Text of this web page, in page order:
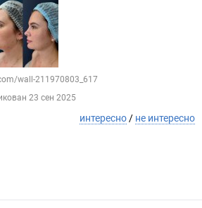
wall-211970803_617
23 сен 2025
интересно / не интересно